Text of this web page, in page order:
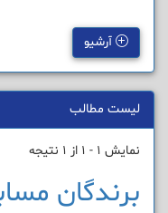
آرشیو
لیست مطالب
نمایش 1 - 1 از 1 نتیجه
برندگان